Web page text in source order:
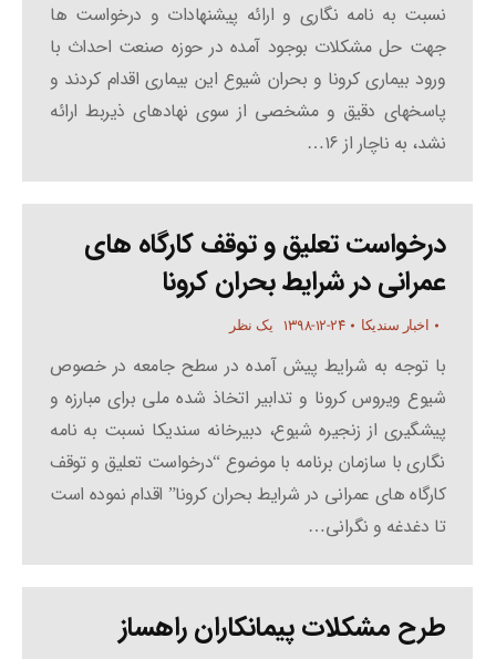
نسبت به نامه نگاری و ارائه پیشنهادات و درخواست ها
جهت حل مشکلات بوجود آمده در حوزه صنعت احداث با
ورود بیماری کرونا و بحران شیوع این بیماری اقدام کردند و
پاسخهای دقیق و مشخصی از سوی نهادهای ذیربط ارائه
نشد، به ناچار از ۱۶…
درخواست تعلیق و توقف کارگاه های
عمرانی در شرایط بحران کرونا
اخبار سندیکا ۱۳۹۸-۱۲-۲۴ یک نظر
با توجه به شرایط پیش آمده در سطح جامعه در خصوص
شیوع ویروس کرونا و تدابیر اتخاذ شده ملی برای مبارزه و
پیشگیری از زنجیره شیوع، دبیرخانه سندیکا نسبت به نامه
نگاری با سازمان برنامه با موضوع “درخواست تعلیق و توقف
کارگاه های عمرانی در شرایط بحران کرونا” اقدام نموده است
تا دغدغه و نگرانی…
طرح مشکلات پیمانکاران راهساز